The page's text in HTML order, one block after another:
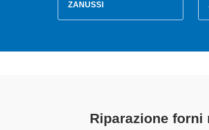
ZANUSSI
Tecnici Forni